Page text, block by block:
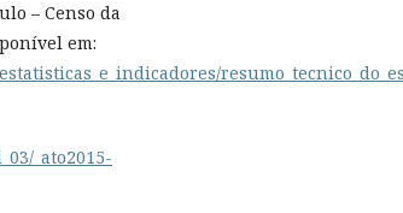
– Censo da
em:
_ato2015-